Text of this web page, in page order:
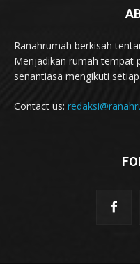
Ranahrumah berkisah
Menjadikan rumah tempat
senantiasa mengikuti
Contact us: